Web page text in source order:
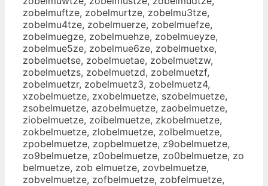
zobelmuftze, zobelmurtze, zobelmu3tze,
zobelmu4tze, zobelmuerze, zobelmuefze,
zobelmuegze, zobelmuehze, zobelmueyze,
zobelmue5ze, zobelmue6ze, zobelmuetxe,
zobelmuetse, zobelmuetae, zobelmuetzw,
zobelmuetzs, zobelmuetzd, zobelmuetzf,
zobelmuetzr, zobelmuetz3, zobelmuetz4,
xzobelmuetze, zxobelmuetze, szobelmuetze,
zsobelmuetze, azobelmuetze, zaobelmuetze,
ziobelmuetze, zoibelmuetze, zkobelmuetze,
zokbelmuetze, zlobelmuetze, zolbelmuetze,
zpobelmuetze, zopbelmuetze, z9obelmuetze,
zo9belmuetze, z0obelmuetze, zo0belmuetze, zo
belmuetze, zob elmuetze, zovbelmuetze,
zobvelmuetze, zofbelmuetze, zobfelmuetze,